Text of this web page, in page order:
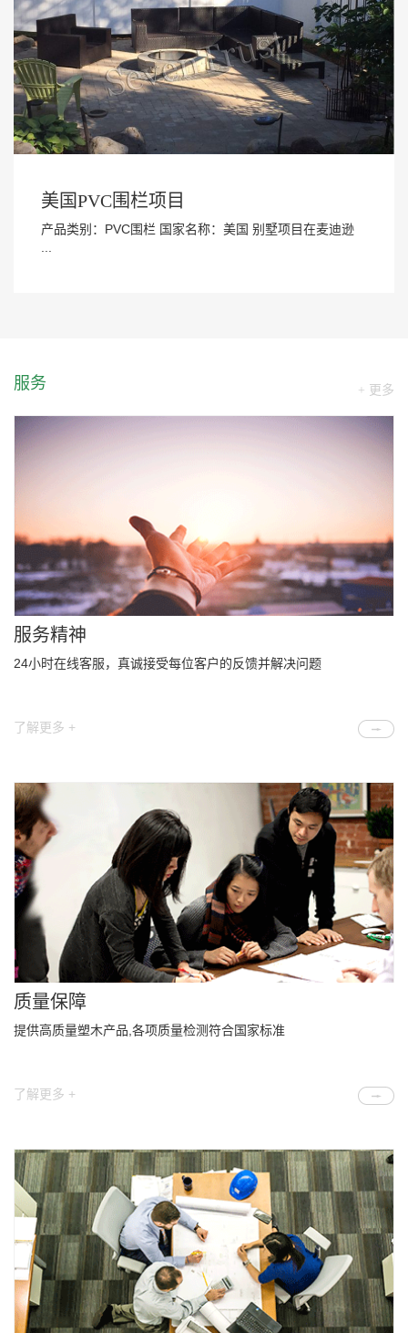
美国PVC围栏项目
产品类别：PVC围栏 国家名称：美国 别墅项目在麦迪逊
...
服务 + 更多
服务精神
24小时在线客服，真诚接受每位客户的反馈并解决问题
了解更多 +
质量保障
提供高质量塑木产品,各项质量检测符合国家标准
了解更多 +